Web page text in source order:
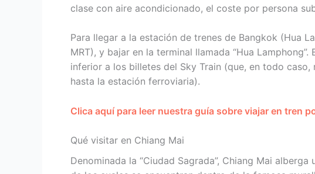
clase con aire acondicionado, el coste por persona
Para llegar a la estación de trenes de Bangkok (Hua
MRT), y bajar en la terminal llamada “Hua
inferior a los billetes del Sky Train (que, en todo
hasta la estación ferroviaria).
Clica aquí para leer nuestra guía sobre viajar en tren
Qué visitar en Chiang Mai
Denominada la “Ciudad Sagrada”, Chiang Mai